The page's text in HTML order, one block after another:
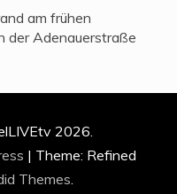
am frühen
der Adenauerstraße
2026.
| Theme: Refined
Themes.